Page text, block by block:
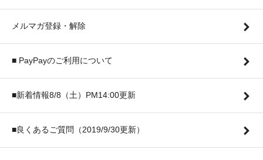
メルマガ登録・解除
■ PayPayのご利用について
■新着情報8/8（土）PM14:00更新
■良くあるご質問（2019/9/30更新）